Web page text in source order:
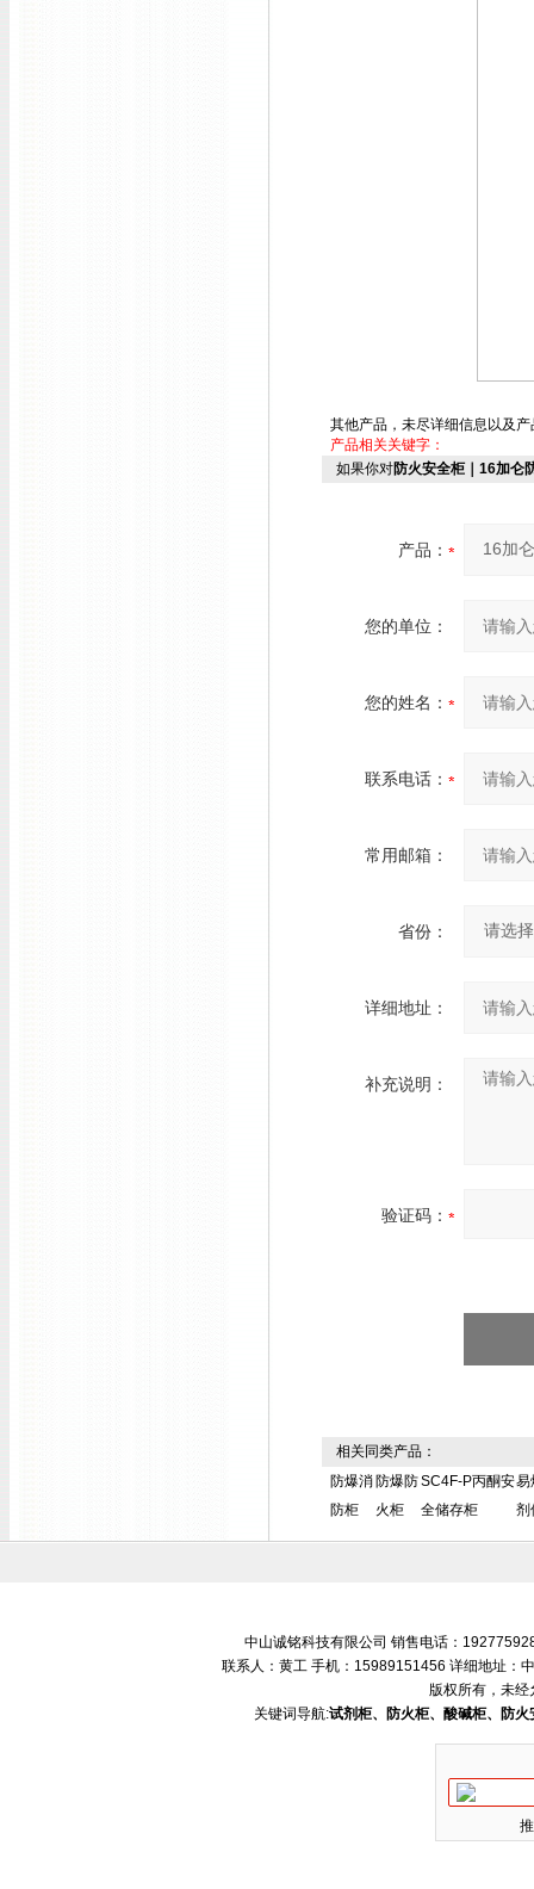
其他产品，未尽详细信息以及
产品相关关键字：
如果你对防火安全柜｜16加仑
产品：
您的单位：
您的姓名：
联系电话：
常用邮箱：
省份：
详细地址：
补充说明：
验证码：
相关同类产品：
防爆消
防柜
防爆防
火柜
SC4F-P丙酮安
全储存柜
易
剂
中山诚铭科技有限公司 销售电话：
联系人：黄工 手机：15989151456 详细地址：
版权所有，未经
关键词导航:试剂柜、防火柜、酸碱柜、防